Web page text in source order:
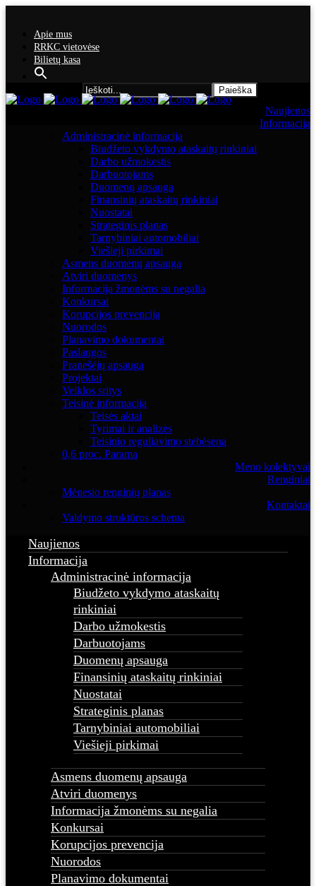
Apie mus
RRKC vietovėse
Bilietų kasa
Naujienos
Informacija
Administracinė informacija
Biudžeto vykdymo ataskaitų rinkiniai
Darbo užmokestis
Darbuotojams
Duomenų apsauga
Finansinių ataskaitų rinkiniai
Nuostatai
Strateginis planas
Tarnybiniai automobiliai
Viešieji pirkimai
Asmens duomenų apsauga
Atviri duomenys
Informacija žmonėms su negalia
Konkursai
Korupcijos prevencija
Nuorodos
Planavimo dokumentai
Paslaugos
Pranešėjų apsauga
Projektai
Veiklos sritys
Teisinė informacija
Teisės aktai
Tyrimai ir analizės
Teisinio reguliavimo stebėsena
0,6 proc. Parama
Meno kolektyvai
Renginiai
Mėnesio renginių planas
Kontaktai
Valdymo struktūros schema
Naujienos
Informacija
Administracinė informacija
Biudžeto vykdymo ataskaitų
rinkiniai
Darbo užmokestis
Darbuotojams
Duomenų apsauga
Finansinių ataskaitų rinkiniai
Nuostatai
Strateginis planas
Tarnybiniai automobiliai
Viešieji pirkimai
Asmens duomenų apsauga
Atviri duomenys
Informacija žmonėms su negalia
Konkursai
Korupcijos prevencija
Nuorodos
Planavimo dokumentai